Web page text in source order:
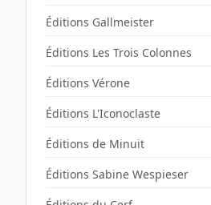
Éditions Gallmeister
Éditions Les Trois Colonnes
Éditions Vérone
Éditions L'Iconoclaste
Éditions de Minuit
Éditions Sabine Wespieser